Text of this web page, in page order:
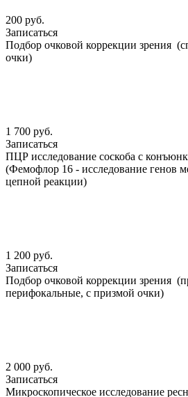
200 руб.
Записаться
Подбор очковой коррекции зрения
очки)
1 700 руб.
Записаться
ПЦР исследование соскоба с
(Фемофлор 16 - исследование генов
цепной реакции)
1 200 руб.
Записаться
Подбор очковой коррекции зрения
перифокальные, с призмой
2 000 руб.
Записаться
Микроскопическое исследование